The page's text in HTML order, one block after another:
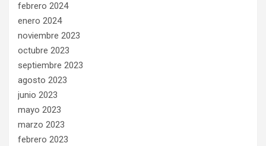
febrero 2024
enero 2024
noviembre 2023
octubre 2023
septiembre 2023
agosto 2023
junio 2023
mayo 2023
marzo 2023
febrero 2023